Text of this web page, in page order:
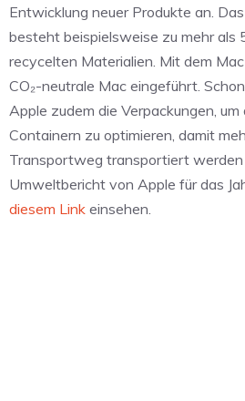
Entwicklung neuer Produkte an.
besteht beispielsweise zu mehr als
recycelten Materialien. Mit dem
CO₂-neutrale Mac eingeführt.
Apple zudem die Verpackungen,
Containern zu optimieren, damit
Transportweg transportiert
Umweltbericht von Apple für das
diesem Link einsehen.